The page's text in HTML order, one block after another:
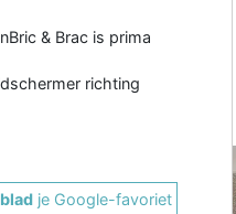
& Brac is prima
richting
je Google-favoriet